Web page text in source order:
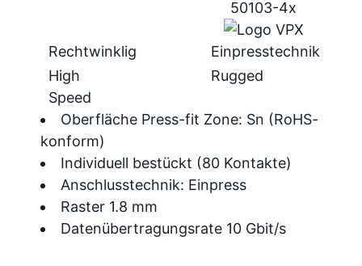
Oberfläche Press-fit Zone: Sn (RoHS-
konform)
Individuell bestückt (80 Kontakte)
Anschlusstechnik: Einpress
Raster 1.8 mm
Datenübertragungsrate 10 Gbit/s
Rechtwinklig
Einpresstechnik
High
Speed
Rugged